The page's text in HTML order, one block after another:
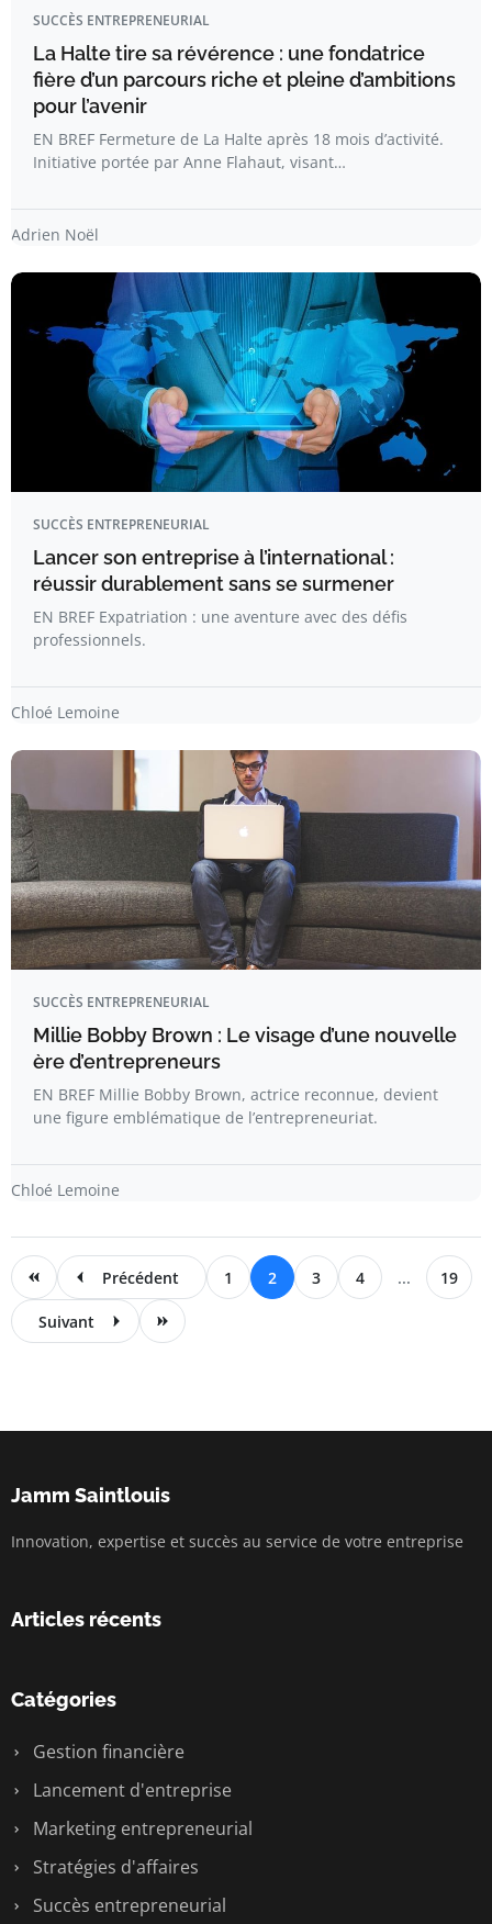
SUCCÈS ENTREPRENEURIAL
La Halte tire sa révérence : une fondatrice
fière d’un parcours riche et pleine d’ambitions
pour l’avenir
EN BREF Fermeture de La Halte après 18 mois d’activité.
Initiative portée par Anne Flahaut, visant…
Adrien Noël
SUCCÈS ENTREPRENEURIAL
Lancer son entreprise à l’international :
réussir durablement sans se surmener
EN BREF Expatriation : une aventure avec des défis
professionnels.
Chloé Lemoine
SUCCÈS ENTREPRENEURIAL
Millie Bobby Brown : Le visage d’une nouvelle
ère d’entrepreneurs
EN BREF Millie Bobby Brown, actrice reconnue, devient
une figure emblématique de l’entrepreneuriat.
Chloé Lemoine
Précédent 1 2 3 4 ... 19
Suivant
Jamm Saintlouis
Innovation, expertise et succès au service de votre entreprise
Articles récents
Catégories
Gestion financière
Lancement d'entreprise
Marketing entrepreneurial
Stratégies d'affaires
Succès entrepreneurial